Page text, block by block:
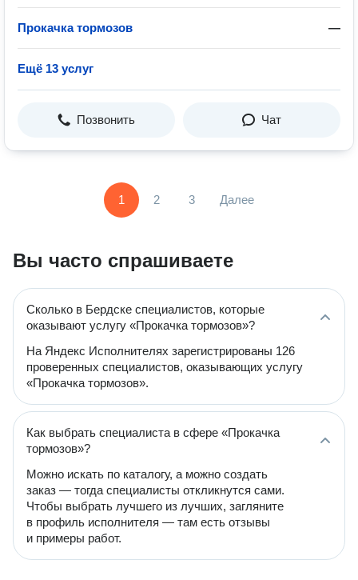
Прокачка тормозов —
Ещё 13 услуг
Позвонить Чат
1 2 3 Далее
Вы часто спрашиваете
Сколько в Бердске специалистов, которые
оказывают услугу «Прокачка тормозов»?
На Яндекс Исполнителях зарегистрированы 126
проверенных специалистов, оказывающих услугу
«Прокачка тормозов».
Как выбрать специалиста в сфере «Прокачка
тормозов»?
Можно искать по каталогу, а можно создать
заказ — тогда специалисты откликнутся сами.
Чтобы выбрать лучшего из лучших, загляните
в профиль исполнителя — там есть отзывы
и примеры работ.